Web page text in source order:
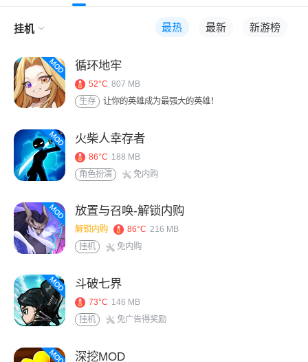
挂机 最热 最新 新游榜
循环地牢
52°C 807 MB
生存
让你的英雄成为最强大的英雄！
火柴人幸存者
86°C 188 MB
角色扮演
免内购
放置与召唤-解锁内购
解锁内购 86°C 216 MB
挂机
免内购
斗破七界
73°C 146 MB
挂机
免广告得奖励
深挖MOD